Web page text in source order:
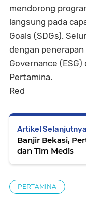
mendorong
langsung pada
Goals (SDGs).
dengan
Governance
Pertamina.
Red
Artikel Selanjutnya
Banjir Bekasi,
dan Tim Medis
PERTAMINA